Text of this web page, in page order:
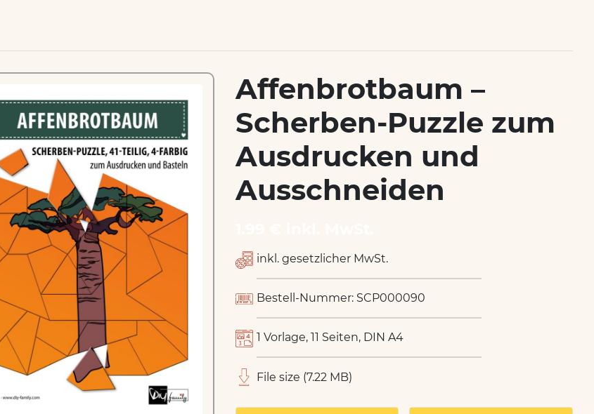
Affenbrotbaum –
Scherben-Puzzle zum
Ausdrucken und
Ausschneiden
inkl. gesetzlicher MwSt.
Bestell-Nummer: SCP000090
1 Vorlage, 11 Seiten, DIN A4
File size (7.22 MB)